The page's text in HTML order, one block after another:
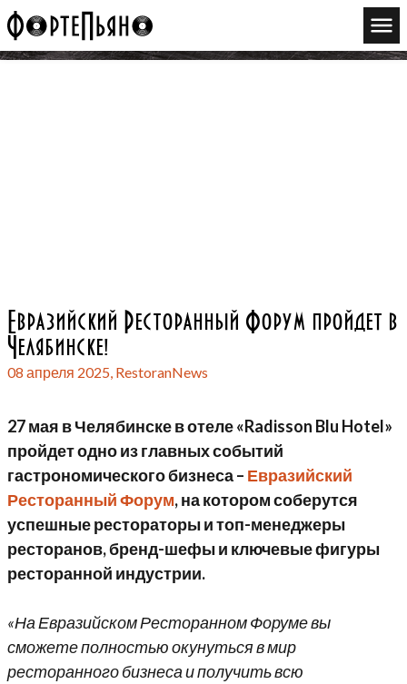
Евразийский Ресторанный Форум пройдет в
Челябинске!
08 апреля 2025, RestoranNews
27 мая в Челябинске в отеле «Radisson Blu Hotel»
пройдет одно из главных событий
гастрономического бизнеса – Евразийский
Ресторанный Форум, на котором соберутся
успешные рестораторы и топ-менеджеры
ресторанов, бренд-шефы и ключевые фигуры
ресторанной индустрии.
«На Евразийском Ресторанном Форуме вы
сможете полностью окунуться в мир
ресторанного бизнеса и получить всю